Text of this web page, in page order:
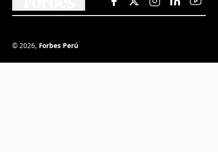
© 2026, Forbes Perú